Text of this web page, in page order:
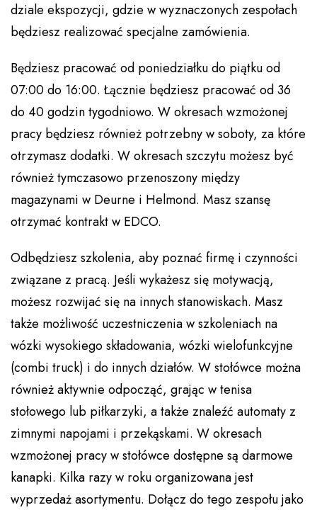
dziale ekspozycji, gdzie w wyznaczonych zespołach
będziesz realizować specjalne zamówienia.
Będziesz pracować od poniedziałku do piątku od
07:00 do 16:00. Łącznie będziesz pracować od 36
do 40 godzin tygodniowo. W okresach wzmożonej
pracy będziesz również potrzebny w soboty, za które
otrzymasz dodatki. W okresach szczytu możesz być
również tymczasowo przenoszony między
magazynami w Deurne i Helmond. Masz szansę
otrzymać kontrakt w EDCO.
Odbędziesz szkolenia, aby poznać firmę i czynności
związane z pracą. Jeśli wykażesz się motywacją,
możesz rozwijać się na innych stanowiskach. Masz
także możliwość uczestniczenia w szkoleniach na
wózki wysokiego składowania, wózki wielofunkcyjne
(combi truck) i do innych działów. W stołówce można
również aktywnie odpocząć, grając w tenisa
stołowego lub piłkarzyki, a także znaleźć automaty z
zimnymi napojami i przekąskami. W okresach
wzmożonej pracy w stołówce dostępne są darmowe
kanapki. Kilka razy w roku organizowana jest
wyprzedaż asortymentu. Dołącz do tego zespołu jako